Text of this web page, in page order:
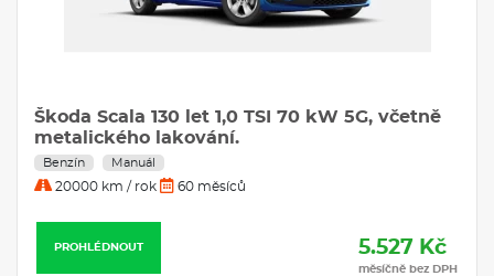
Škoda Scala 130 let 1,0 TSI 70 kW 5G, včetně
metalického lakování.
Benzín Manuál
20000 km / rok 60 měsíců
PROHLÉDNOUT 5.527 Kč
měsíčně bez DPH